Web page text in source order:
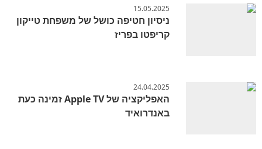
15.05.2025
ניסיון חטיפה כושל של משפחת טייקון
קריפטו בפריז
24.04.2025
האפליקציה של Apple TV זמינה כעת
באנדרואיד